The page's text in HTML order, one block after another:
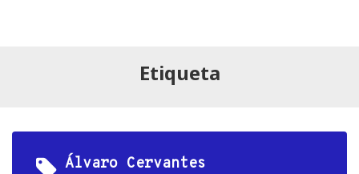
Etiqueta
Álvaro Cervantes